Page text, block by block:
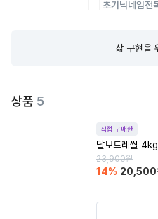
초기닉네임전
삶 구현을
상품 5
직접 구매한
달보드레쌀 4kg
23,900원
14% 20,500